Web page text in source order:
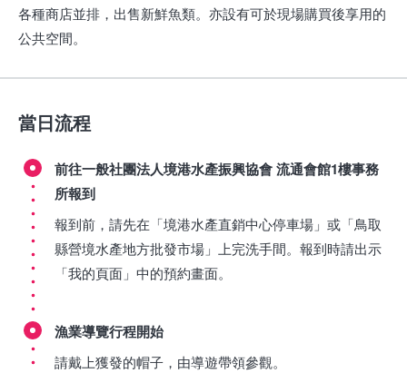
各種商店並排，出售新鮮魚類。亦設有可於現場購買後享用的
公共空間。
當日流程
前往一般社團法人境港水產振興協會 流通會館1樓事務
所報到
報到前，請先在「境港水產直銷中心停車場」或「鳥取
縣營境水產地方批發市場」上完洗手間。報到時請出示
「我的頁面」中的預約畫面。
漁業導覽行程開始
請戴上獲發的帽子，由導遊帶領參觀。